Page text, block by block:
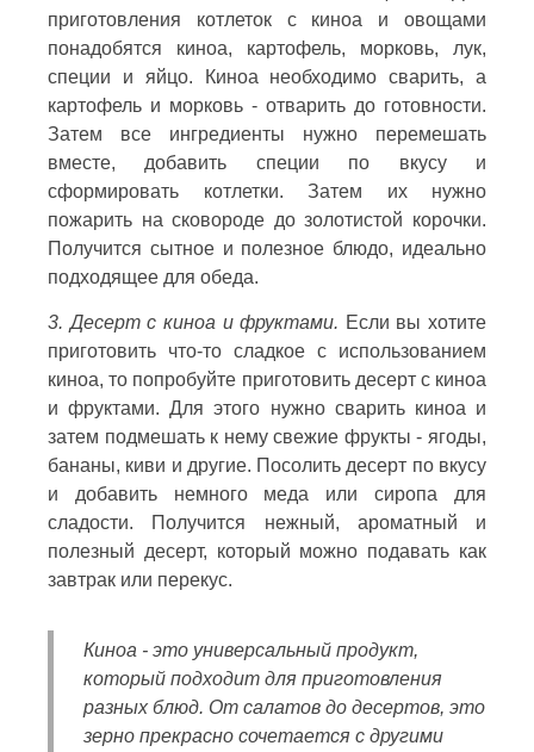
приготовления котлеток с киноа и овощами
понадобятся киноа, картофель, морковь, лук,
специи и яйцо. Киноа необходимо сварить, а
картофель и морковь - отварить до готовности.
Затем все ингредиенты нужно перемешать
вместе, добавить специи по вкусу и
сформировать котлетки. Затем их нужно
пожарить на сковороде до золотистой корочки.
Получится сытное и полезное блюдо, идеально
подходящее для обеда.
3. Десерт с киноа и фруктами. Если вы хотите
приготовить что-то сладкое с использованием
киноа, то попробуйте приготовить десерт с киноа
и фруктами. Для этого нужно сварить киноа и
затем подмешать к нему свежие фрукты - ягоды,
бананы, киви и другие. Посолить десерт по вкусу
и добавить немного меда или сиропа для
сладости. Получится нежный, ароматный и
полезный десерт, который можно подавать как
завтрак или перекус.
Киноа - это универсальный продукт,
который подходит для приготовления
разных блюд. От салатов до десертов, это
зерно прекрасно сочетается с другими